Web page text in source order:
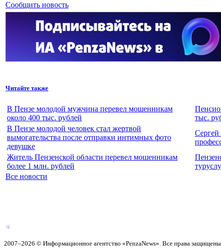
Сообщить новость
Читайте также
В Пензе молодой мужчина перевел мошенникам
около 400 тыс. рублей
тыс.
В Пензе молодой человек стал жертвой
вымогательства после отправки интимных фото
девушке
Сергей
Житель Пензенской области перевел мошенникам
более 1 млн. рублей
Все новости
2007–2026 © Информационное агентство «PenzaNews». Все права